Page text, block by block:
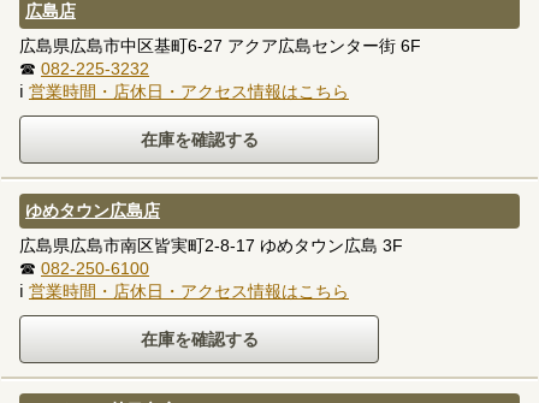
広島店
広島県広島市中区基町6-27 アクア広島センター街 6F
☎ 082-225-3232
ℹ 営業時間・店休日・アクセス情報はこちら
ゆめタウン広島店
広島県広島市南区皆実町2-8-17 ゆめタウン広島 3F
☎ 082-250-6100
ℹ 営業時間・店休日・アクセス情報はこちら